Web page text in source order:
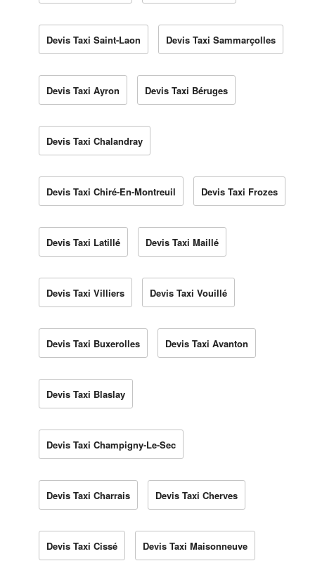
Devis Taxi Saint-Laon Devis Taxi Sammarçolles
Devis Taxi Ayron Devis Taxi Béruges
Devis Taxi Chalandray
Devis Taxi Chiré-En-Montreuil Devis Taxi Frozes
Devis Taxi Latillé Devis Taxi Maillé
Devis Taxi Villiers Devis Taxi Vouillé
Devis Taxi Buxerolles Devis Taxi Avanton
Devis Taxi Blaslay
Devis Taxi Champigny-Le-Sec
Devis Taxi Charrais Devis Taxi Cherves
Devis Taxi Cissé Devis Taxi Maisonneuve